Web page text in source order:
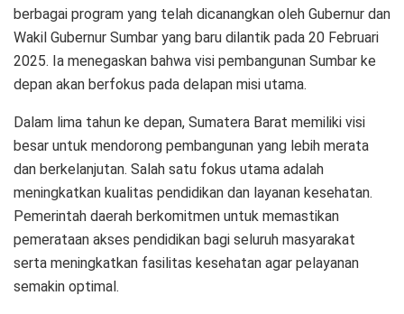
berbagai program yang telah dicanangkan oleh Gubernur dan
Wakil Gubernur Sumbar yang baru dilantik pada 20 Februari
2025. Ia menegaskan bahwa visi pembangunan Sumbar ke
depan akan berfokus pada delapan misi utama.
Dalam lima tahun ke depan, Sumatera Barat memiliki visi
besar untuk mendorong pembangunan yang lebih merata
dan berkelanjutan. Salah satu fokus utama adalah
meningkatkan kualitas pendidikan dan layanan kesehatan.
Pemerintah daerah berkomitmen untuk memastikan
pemerataan akses pendidikan bagi seluruh masyarakat
serta meningkatkan fasilitas kesehatan agar pelayanan
semakin optimal.